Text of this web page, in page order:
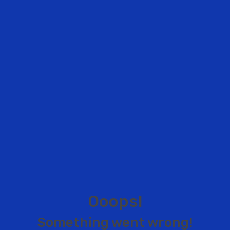
Ooops!
Something went wrong!